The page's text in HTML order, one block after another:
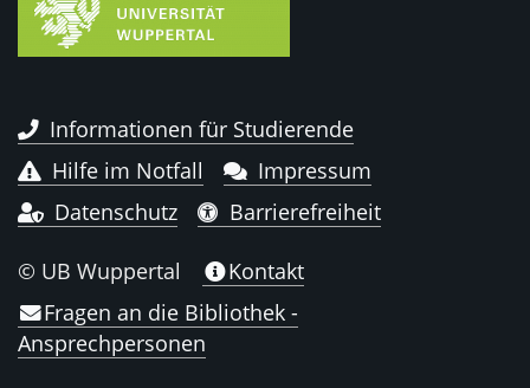
Informationen für Studierende
Hilfe im Notfall
Impressum
Datenschutz
Barrierefreiheit
© UB Wuppertal
Kontakt
Fragen an die Bibliothek -
Ansprechpersonen